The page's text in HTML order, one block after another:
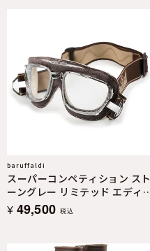
baruffaldi
スーパーコンペティション スト
ーングレー リミテッド エディ
ション
¥ 49,500 税込